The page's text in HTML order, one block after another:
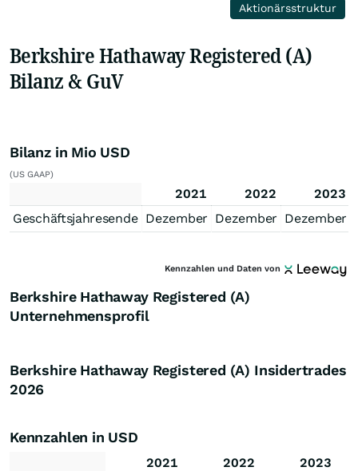
Aktionärsstruktur
Berkshire Hathaway Registered (A)
Bilanz & GuV
Bilanz in Mio USD
(US GAAP)
2021 2022
2023
Geschäftsjahresende Dezember Dezember Dezember
Kennzahlen und Daten von
Berkshire Hathaway Registered (A)
Unternehmensprofil
Berkshire Hathaway Registered (A) Insidertrades
2026
Kennzahlen in USD
2021 2022
2023